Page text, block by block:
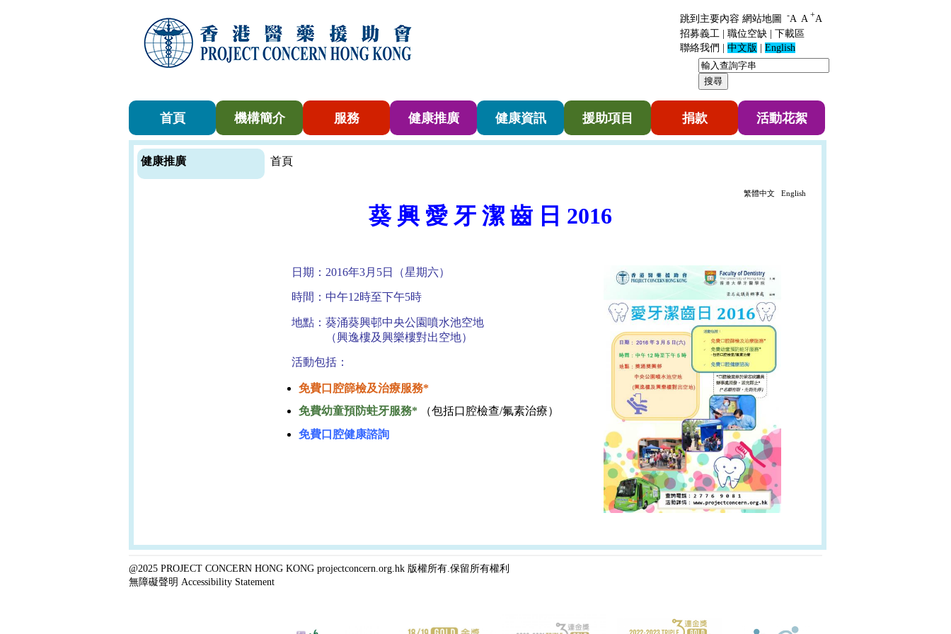
跳到主要內容 網站地圖 -A A +A
招募義工 | 職位空缺 | 下載區
聯絡我們
中文版 English
首頁 機構簡介 服務 健康推廣 健康資訊 援助項目 捐款 活動花絮
健康推廣 首頁
繁體中文 English
葵 興 愛 牙 潔 齒 日 2016
日期：2016年3月5日（星期六）
時間：中午12時至下午5時
地點：葵涌葵興邨中央公園噴水池空地
（興逸樓及興樂樓對出空地）
活動包括：
免費口腔篩檢及治療服務*
免費幼童預防蛀牙服務* （包括口腔檢查/氟素治療）
免費口腔健康諮詢
@2025 PROJECT CONCERN HONG KONG projectconcern.org.hk 版權所有.保留所有權利
無障礙聲明 Accessibility Statement